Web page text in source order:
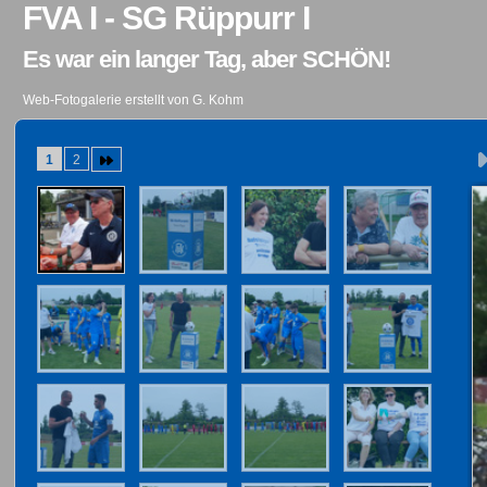
FVA I - SG Rüppurr I
Es war ein langer Tag, aber SCHÖN!
Web-Fotogalerie erstellt von G. Kohm
1 2